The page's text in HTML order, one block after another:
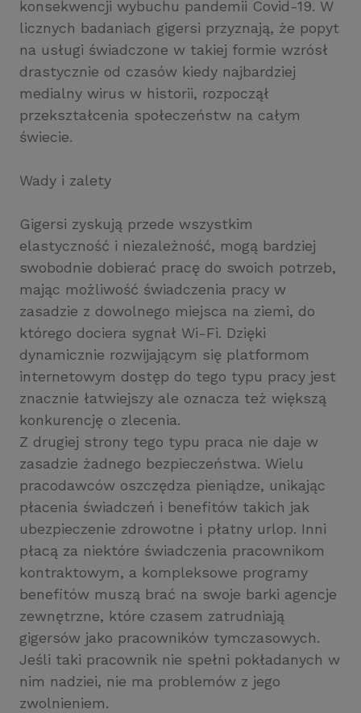
konsekwencji wybuchu pandemii Covid-19. W
licznych badaniach gigersi przyznają, że popyt
na usługi świadczone w takiej formie wzrósł
drastycznie od czasów kiedy najbardziej
medialny wirus w historii, rozpoczął
przekształcenia społeczeństw na całym
świecie.
Wady i zalety
Gigersi zyskują przede wszystkim
elastyczność i niezależność, mogą bardziej
swobodnie dobierać pracę do swoich potrzeb,
mając możliwość świadczenia pracy w
zasadzie z dowolnego miejsca na ziemi, do
którego dociera sygnał Wi-Fi. Dzięki
dynamicznie rozwijającym się platformom
internetowym dostęp do tego typu pracy jest
znacznie łatwiejszy ale oznacza też większą
konkurencję o zlecenia.
Z drugiej strony tego typu praca nie daje w
zasadzie żadnego bezpieczeństwa. Wielu
pracodawców oszczędza pieniądze, unikając
płacenia świadczeń i benefitów takich jak
ubezpieczenie zdrowotne i płatny urlop. Inni
płacą za niektóre świadczenia pracownikom
kontraktowym, a kompleksowe programy
benefitów muszą brać na swoje barki agencje
zewnętrzne, które czasem zatrudniają
gigersów jako pracowników tymczasowych.
Jeśli taki pracownik nie spełni pokładanych w
nim nadziei, nie ma problemów z jego
zwolnieniem.